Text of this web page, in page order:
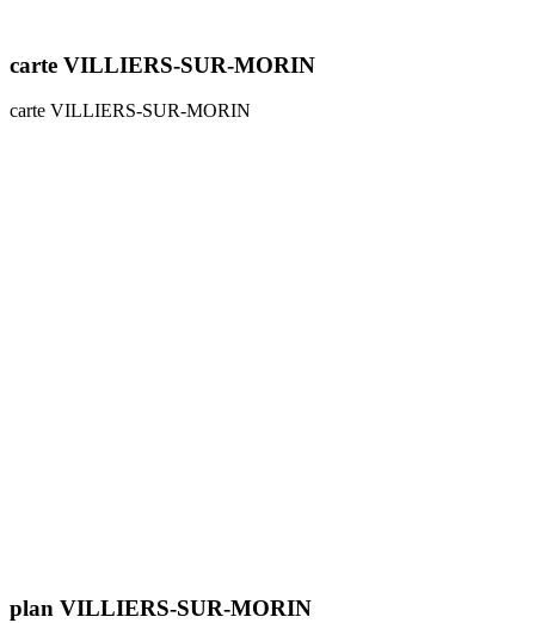
carte VILLIERS-SUR-MORIN
carte VILLIERS-SUR-MORIN
plan VILLIERS-SUR-MORIN